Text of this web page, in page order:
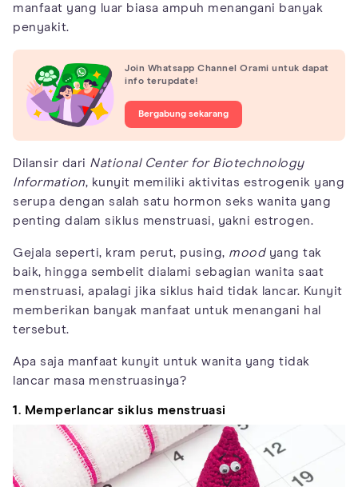
manfaat yang luar biasa ampuh menangani banyak
penyakit.
Join Whatsapp Channel Orami untuk dapat
info terupdate!
Bergabung sekarang
Dilansir dari National Center for Biotechnology
Information, kunyit memiliki aktivitas estrogenik yang
serupa dengan salah satu hormon seks wanita yang
penting dalam siklus menstruasi, yakni estrogen.
Gejala seperti, kram perut, pusing, moodyang tak
baik, hingga sembelit dialami sebagian wanita saat
menstruasi, apalagi jika siklus haid tidak lancar. Kunyit
memberikan banyak manfaat untuk menangani hal
tersebut.
Apa saja manfaat kunyit untuk wanita yang tidak
lancar masa menstruasinya?
1. Memperlancar siklus menstruasi